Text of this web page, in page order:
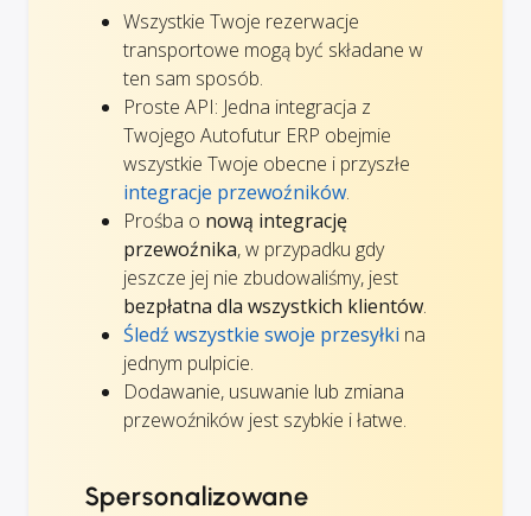
Wszystkie Twoje rezerwacje
transportowe mogą być składane w
ten sam sposób.
Proste API: Jedna integracja z
Twojego Autofutur ERP obejmie
wszystkie Twoje obecne i przyszłe
integracje przewoźników.
Prośba o nową integrację
przewoźnika, w przypadku gdy
jeszcze jej nie zbudowaliśmy, jest
bezpłatna dla wszystkich klientów.
Śledź wszystkie swoje przesyłki na
jednym pulpicie.
Dodawanie, usuwanie lub zmiana
przewoźników jest szybkie i łatwe.
Spersonalizowane